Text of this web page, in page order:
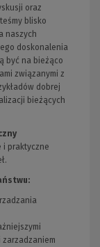
oraz
blisko
naszych
doskonalenia
być na bieżąco
związanymi z
dobrej
bieżących
i praktyczne